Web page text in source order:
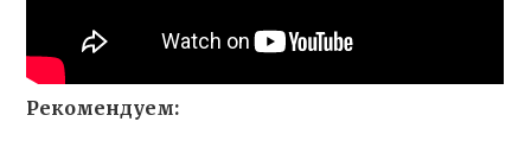
Рекомендуем: